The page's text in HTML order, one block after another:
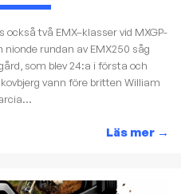
två EMX–klasser vid MXGP-
rundan av EMX250 såg
som blev 24:a i första och
vann före britten William
Läs mer →